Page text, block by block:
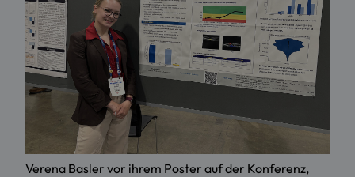
Verena Basler vor ihrem Poster auf der Konferenz,